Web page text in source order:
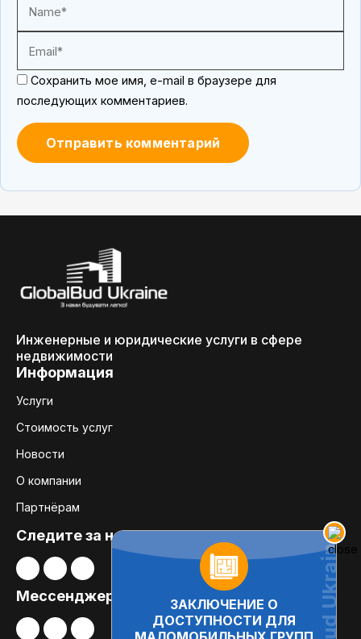
Сохранить мое имя, e-mail в браузере для
последующих комментариев.
ЗАКЛЮЧЕНИЕ О
ДОСТУПНОСТИ ДЛЯ
Инженерные и юридические услуги в сфере
недвижимости
Информация
Услуги
Стоимость услуг
Новости
О компании
Партнёрам
Следите за нами:
Мессенджеры